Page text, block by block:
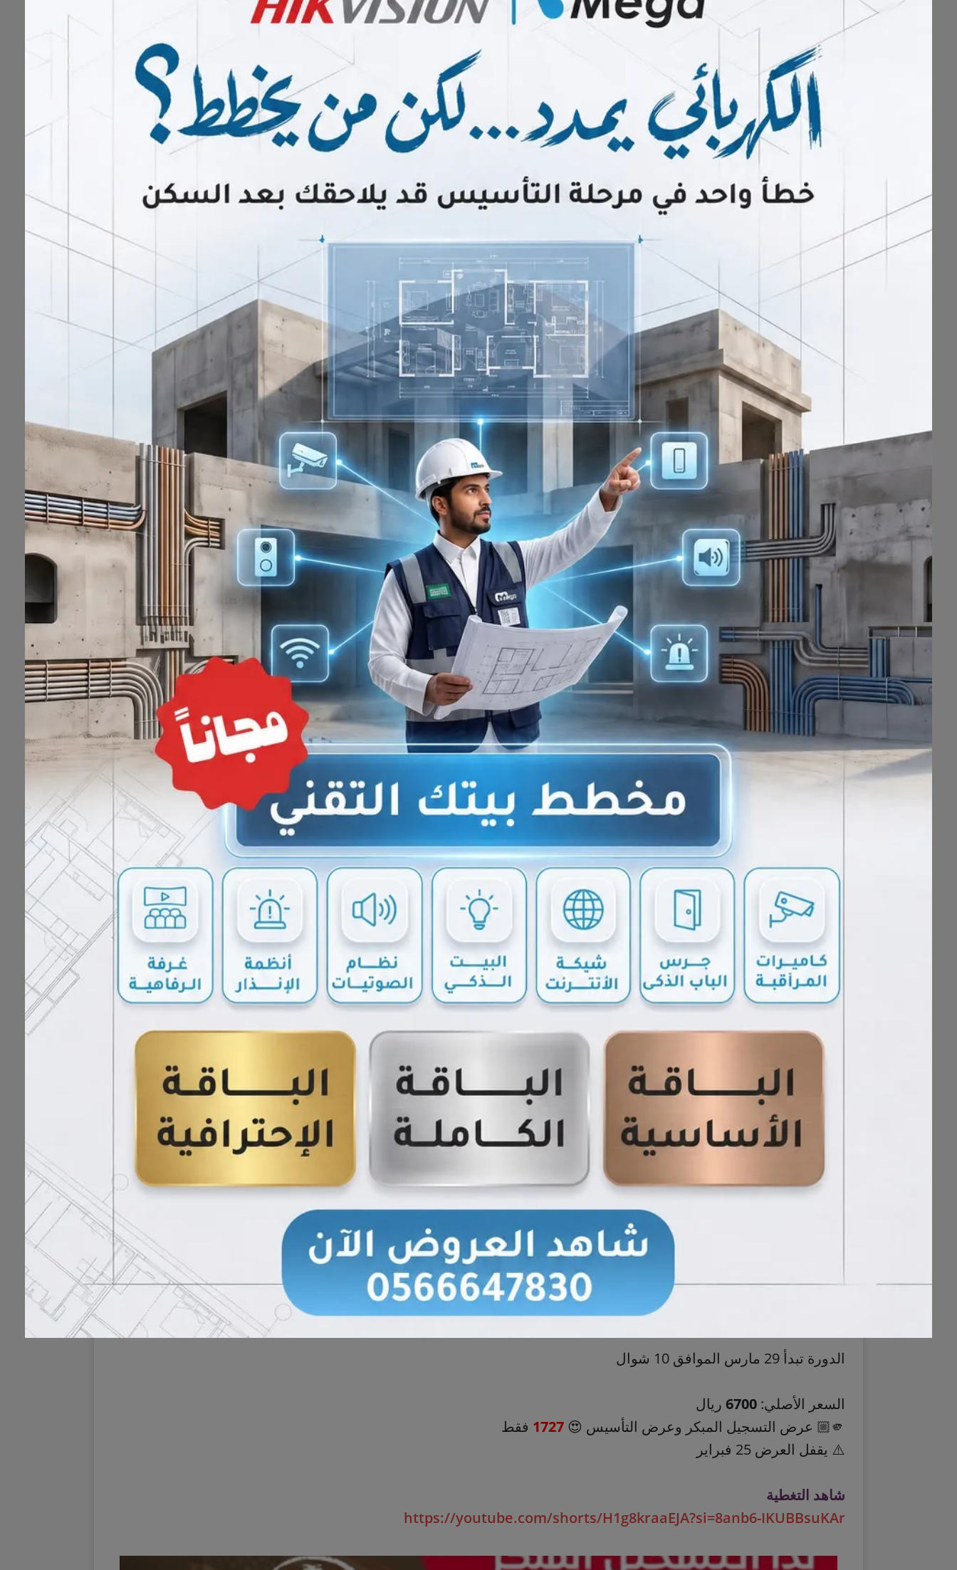
ليش كل ما تبدأ إنجليزي توقف؟ فك العقدة للأبد
تخلص من عقدة الإنجليزي🇺🇸 وانضم لأقوى دورة تأسيس للمبتدئين💪🏻‏​​‏​​‏​​‏​​‏​​‏​​‏​​‏​​‏​​‏​​‏​​‏​​‏​​‏​​‏​​‏​​‏​​‏​​‏​​‏​​‏​​‏​​‏​​‏​​‏​​‏​​‏​​‏​​‏​​‏​​‏​​‏​​‏​​‏​​‏​​‏​​‏​​‏​​‏​​‏​​‏​​‏​​‏​​‏​​‏​​‏​​‏​​‏​​‏​​‏​​‏​​‏​​‏​​‏​​‏​​‏​​‏​​‏​​‏​​‏​​‏​​‏​​‏​​‏​​‏​​‏​​‏​​‏​​‏​​‏​​‏​​‏​​‏​​‏​​‏​​‏​​‏​​‏​​‏​​‏​​‏​​‏​​‏​​‏​​‏​​‏​​‏​​‏​​‏​​‏​​‏​​‏​​‏​​‏​​‏​​‏​​‏​​‏​​‏​​‏​​‏​​‏​​‏​​‏​​‏​​‏​​‏​​‏​​‏​​‏​​‏​​‏​​‏​​‏​​‏​​‏​​‏​​‏​​‏​​‏​​‏​​‏​​‏​​‏​​‏​​‏​​‏​​‏​​‏​​‏​​‏​​‏​​‏​​‏​​‏​​‏​​‏​​‏​​‏​​‏​​‏​​‏​​‏​​‏​​‏​​‏​​‏​​‏​​‏​​‏​​‏​​‏​​‏​​‏​​‏​​‏​​‏​​‏​​‏​​‏​​‏​​‏​​‏​​‏​​‏​​‏​​‏​​‏​​‏​​‏​​‏​​‏​​‏​​‏​​‏​​‏​​‏​​‏​​‏​​‏​​‏​​‏​​‏​​‏​​‏​​‏​​‏​​‏​​‏​​‏​​‏​​‏​​‏​​‏​​‏​​‏​​‏​​‏​​‏​​‏​​‏​​‏​​‏​​‏​​‏​​‏​​‏​​‏​​‏​​‏​​‏​​‏​​‏​​‏​​‏​​‏​​‏​​‏​​‏​​‏​​‏​​‏​​‏​​‏​​‏​​‏​​‏​​‏​​‏​​‏​​‏​​‏​​‏​​‏​​‏​​‏​​‏​​‏​​‏​​‏​​‏​​‏​​‏​​‏​​‏​​‏​​‏​​‏​​‏​​‏​​‏​​‏​​‏​​‏​​‏​​‏​​‏​​‏​​‏​​‏​​‏​​‏​​‏​​‏​​‏​​‏​​‏​​‏​​‏​​‏​​‏​​‏​​‏​​‏​​‏​​‏​​‏​​‏​​‏​​‏​​‏​​‏​​‏​​‏​​‏​​‏​​‏​​‏​​‏​​‏​​‏​​‏​​‏​​‏​​‏​​‏​​‏​​‏​​‏​​‏​​‏​​‏​​‏​​‏​​‏​​‏​​‏​​‏​​‏​​‏​​‏​​‏​​‏​​‏​​‏​​‏​​‏​​‏​​‏​​‏​​‏​​‏​​‏​​‏​​‏​​‏​​‏​​‏​​‏​​‏​​‏​​‏​​‏​​‏​​‏​​‏​​‏​​‏​​‏​​‏​​‏​​​​‏​​‏​​‏​​‏​​‏​​‏​​‏​​‏​​‏​​‏​​‏​​‏​​‏​​‏​​‏​​‏​​‏​​‏​​‏​​‏​​‏​​‏​​‏​​‏​​‏​​‏​​‏​​‏​​‏​​‏​​‏​​‏​​‏​​‏​​‏​​‏​​‏​​‏​​‏​​‏​​‏​​‏​​‏​​‏​​‏​​‏​​‏​​‏​​‏​​‏​​‏​​‏​​‏​​‏​​‏​​‏​​‏​​‏​​‏​​‏​​‏​​‏​​‏​​‏​​‏​​‏​​‏​​‏🥇🏆
وترا ناس كثير تغيروا 🎖️🎖️ إلا إذا ودك تبقى مكانك 🤕🤒
ومع الضمان الفولاذي
™️ ما لك عذر
لا تدفع إلا بعد ما تجرب ..
الدورات المشمولة:
٦- الكتابة
الدورة تبدأ 29 مارس الموافق 10 شوال
السعر الأصلي: 6700 ريال
🫵🏼 عرض التسجيل المبكر وعرض التأسيس 😍
1727 فقط
⚠️ يقفل العرض 25 فبراير
شاهد التغطية
https://youtube.com/shorts/H1g8kraaEJA?si=8anb6-IKUBBsuKAr